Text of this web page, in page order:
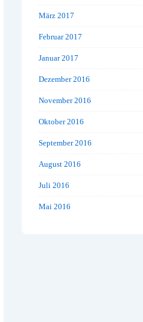
März 2017
Februar 2017
Januar 2017
Dezember 2016
November 2016
Oktober 2016
September 2016
August 2016
Juli 2016
Mai 2016